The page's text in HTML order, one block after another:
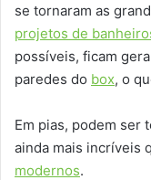
se tornaram as
projetos de
possíveis, ficam
paredes do box, o
Em pias, podem ser
ainda mais incríveis
modernos.